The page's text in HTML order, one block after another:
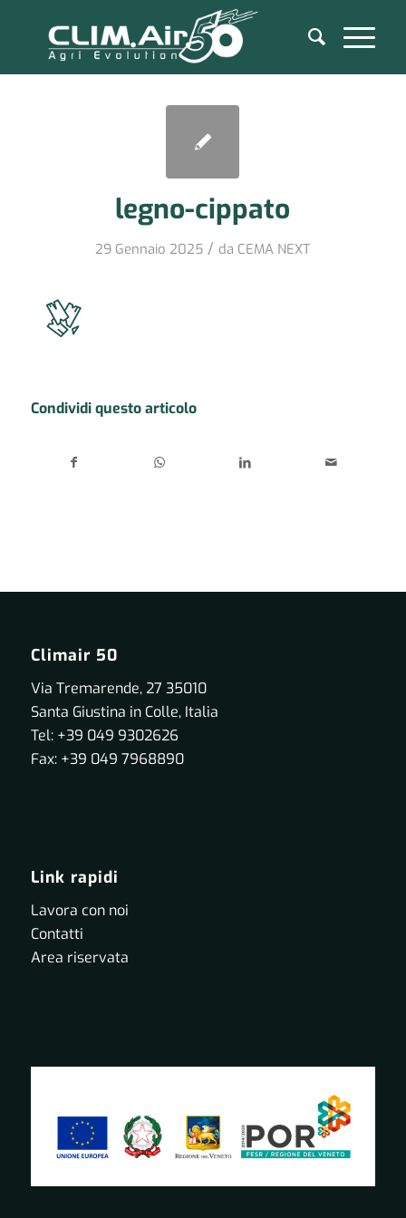
legno-cippato
29 Gennaio 2025 / da CEMA NEXT
Condividi questo articolo
Climair 50
Via Tremarende, 27 35010
Santa Giustina in Colle, Italia
Tel: +39 049 9302626
Fax: +39 049 7968890
Link rapidi
Lavora con noi
Contatti
Area riservata